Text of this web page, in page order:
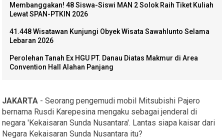
Membanggakan! 48 Siswa-Siswi MAN 2 Solok Raih Tiket Kuliah
Lewat SPAN-PTKIN 2026
41.448 Wisatawan Kunjungi Obyek Wisata Sawahlunto Selama
Lebaran 2026
Perolehan Tanah Ex HGU PT. Danau Diatas Makmur di Area
Convention Hall Alahan Panjang
JAKARTA - Seorang pengemudi mobil Mitsubishi Pajero
bernama Rusdi Karepesina mengaku sebagai jenderal di
negara 'Kekaisaran Sunda Nusantara'. Lantas siapa kaisar dari
Negara Kekaisaran Sunda Nusantara itu?